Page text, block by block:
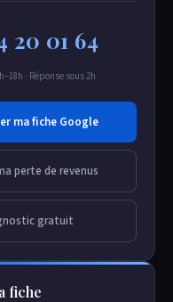
20 01 64
· Réponse sous 2h
ma fiche Google
perte de revenus
gratuit
fiche